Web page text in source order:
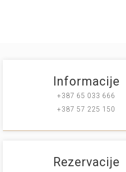
Informacije
+387 65 033 666
+387 57 225 150
Rezervacije